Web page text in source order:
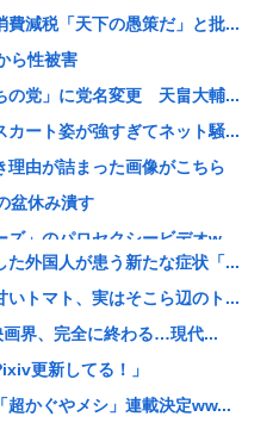
費減税「天下の愚策だ」と批...
ら性被害
の党」に党名変更 天畠大輔...
カート姿が強すぎてネット騒...
由が詰まった画像がこちら
盆休み潰す
」のパロセクシービデオw...
も食事も服も全部優待・・...
ことに怯え始めるwww
も食事も服も株主優待生活
に怯え始める
されたイケメンwww
外国人が患う新たな症状「...
トマト、実はそこら辺のト...
画界、完全に終わる…現代...
更新してる！」
超かぐやメシ」連載決定ww...